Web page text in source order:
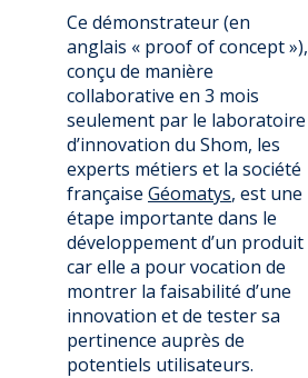
Ce démonstrateur (en
anglais « proof of concept »),
conçu de manière
collaborative en 3 mois
seulement par le laboratoire
d’innovation du Shom, les
experts métiers et la société
française Géomatys, est une
étape importante dans le
développement d’un produit
car elle a pour vocation de
montrer la faisabilité d’une
innovation et de tester sa
pertinence auprès de
potentiels utilisateurs.